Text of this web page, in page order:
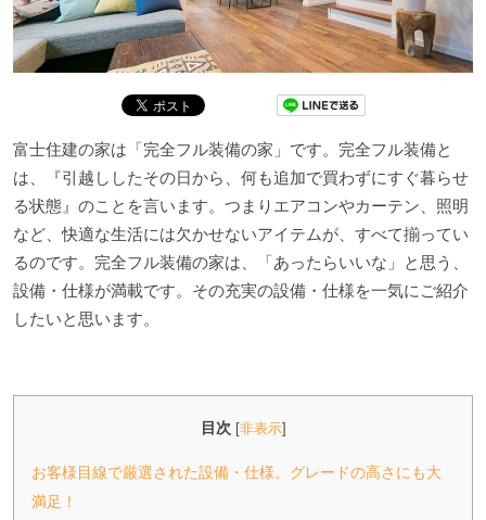
富士住建の家は「完全フル装備の家」です。完全フル装備と
は、『引越ししたその日から、何も追加で買わずにすぐ暮らせ
る状態』のことを言います。つまりエアコンやカーテン、照明
など、快適な生活には欠かせないアイテムが、すべて揃ってい
るのです。完全フル装備の家は、「あったらいいな」と思う、
設備・仕様が満載です。その充実の設備・仕様を一気にご紹介
したいと思います。
目次 [非表示]
お客様目線で厳選された設備・仕様。グレードの高さにも大
満足！